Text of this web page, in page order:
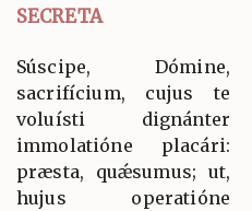
SECRETA
Súscipe, Dómine,
sacrifícium, cujus te
voluísti dignánter
immolatióne placári:
præsta, quǽsumus; ut,
hujus operatióne